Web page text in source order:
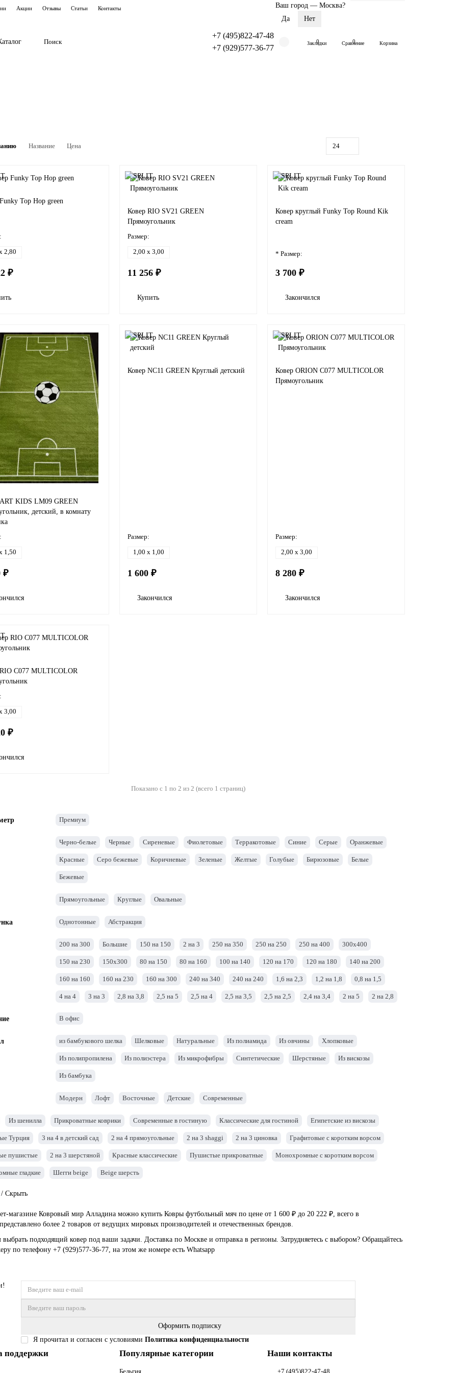
Акции Отзывы Статьи Контакты Ваш город — Москва?
+7 (495)822-47-48
+7 (929)577-36-77
0
Закладки 0
Сравнение Корзина
Название Цена
Top Hop green
2,80
₽
Ковер RIO SV21 GREEN
Прямоугольник
Размер:
2,00 x 3,00
11 256 ₽
Купить
Ковер круглый Funky Top Round Kik
cream
* Размер:
3 700 ₽
Закончился
KIDS LM09 GREEN
детский, в комнату
1,50
₽
Ковер NC11 GREEN Круглый детский
Размер:
1,00 x 1,00
1 600 ₽
Закончился
Ковер ORION C077 MULTICOLOR
Прямоугольник
Размер:
2,00 x 3,00
8 280 ₽
Закончился
C077 MULTICOLOR
3,00
₽
Показано с 1 по 2 из 2 (всего 1 страниц)
Премиум
Черно-белые Черные Сиреневые Фиолетовые Терракотовые Синие Серые Оранжевые
Красные Серо бежевые Коричневые Зеленые Желтые Голубые Бирюзовые Белые
Бежевые
Прямоугольные Круглые Овальные
Однотонные Абстракция
200 на 300 Большие 150 на 150 2 на 3 250 на 350 250 на 250 250 на 400 300х400
150 на 230 150х300 80 на 150 80 на 160 100 на 140 120 на 170 120 на 180 140 на 200
160 на 160 160 на 230 160 на 300 240 на 340 240 на 240 1,6 на 2,3 1,2 на 1,8 0,8 на 1,5
4 на 4 3 на 3 2,8 на 3,8 2,5 на 5 2,5 на 4 2,5 на 3,5 2,5 на 2,5 2,4 на 3,4 2 на 5 2 на 2,8
В офис
из бамбукового шелка Шелковые Натуральные Из полиамида Из овчины Хлопковые
Из полипропилена Из полиэстера Из микрофибры Синтетические Шерстяные Из вискозы
Из бамбука
Модерн Лофт Восточные Детские Современные
Из шенилла Прикроватные коврики Современные в гостиную Классические для гостиной Египетские из вискозы
Турция 3 на 4 в детский сад 2 на 4 прямоугольные 2 на 3 shaggi 2 на 3 циновка Графитовые с коротким ворсом
пушистые 2 на 3 шерстяной Красные классические Пушистые прикроватные Монохромные с коротким ворсом
гладкие Шегги beige Beige шерсть
/ Скрыть
магазине Ковровый мир Алладина можно купить Ковры футбольный мяч по цене от 1 600 ₽ до 20 222 ₽, всего в
представлено более 2 товаров от ведущих мировых производителей и отечественных брендов.
подходящий ковер под ваши задачи. Доставка по Москве и отправка в регионы. Затрудняетесь с выбором? Обращайтесь
по телефону +7 (929)577-36-77, на этом же номере есть Whatsapp
Оформить подписку
Я прочитал и согласен с условиями Политика конфиденциальности
поддержки Популярные категории
Бельгия
Наши контакты
+7 (495)822-47-48